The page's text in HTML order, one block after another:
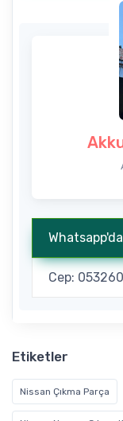
Cep:
Etiketler
Nissan Çıkma Parça